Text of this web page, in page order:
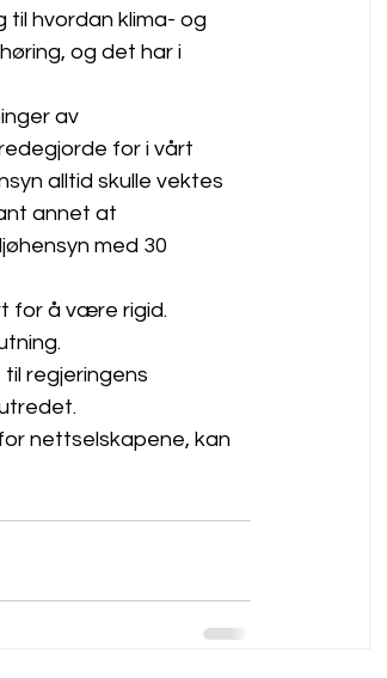
hvordan klima- og
og det har i
av
for i vårt
alltid skulle vektes
annet at
med 30
for å være rigid.
til regjeringens
nettselskapene, kan